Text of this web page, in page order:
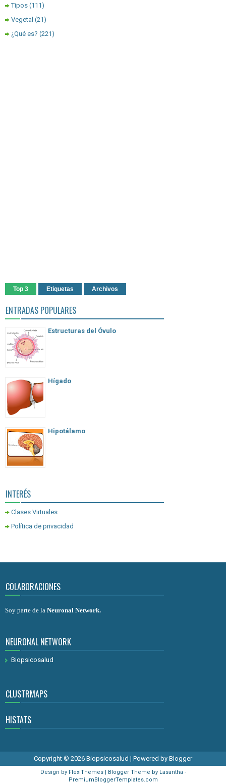
Tipos (111)
Vegetal (21)
¿Qué es? (221)
Top 3 Etiquetas Archivos
ENTRADAS POPULARES
Estructuras del Óvulo
Hígado
Hipotálamo
INTERÉS
Clases Virtuales
Política de privacidad
COLABORACIONES
Soy parte de la Neuronal Network.
NEURONAL NETWORK
Biopsicosalud
CLUSTRMAPS
HISTATS
Copyright © 2026 Biopsicosalud | Powered by Blogger
Design by FlexiThemes| Blogger Theme by Lasantha -
PremiumBloggerTemplates.com